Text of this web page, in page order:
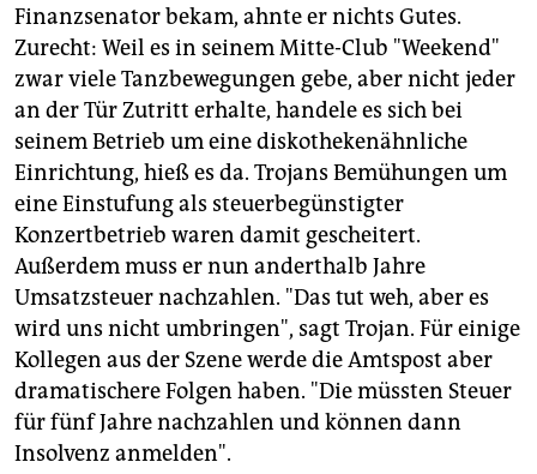
abo
genossenschaft
epaper login
Finanzsenator bekam, ahnte er nichts Gutes.
Zurecht: Weil es in seinem Mitte-Club "Weekend"
zwar viele Tanzbewegungen gebe, aber nicht jeder
an der Tür Zutritt erhalte, handele es sich bei
seinem Betrieb um eine diskothekenähnliche
Einrichtung, hieß es da. Trojans Bemühungen um
eine Einstufung als steuerbegünstigter
Konzertbetrieb waren damit gescheitert.
Außerdem muss er nun anderthalb Jahre
Umsatzsteuer nachzahlen. "Das tut weh, aber es
wird uns nicht umbringen", sagt Trojan. Für einige
Kollegen aus der Szene werde die Amtspost aber
dramatischere Folgen haben. "Die müssten Steuer
für fünf Jahre nachzahlen und können dann
Insolvenz anmelden".